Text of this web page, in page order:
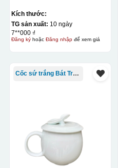
Kích thước:
TG sản xuất: 10 ngày
7**000 ₫
Đăng kýhoặc Đăng nhậpđể xem giá
Cốc sứ trắng Bát Tràng